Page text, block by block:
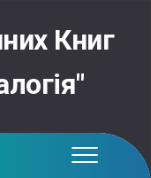
Книг